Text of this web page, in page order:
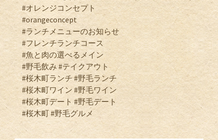
#オレンジコンセプト
#orangeconcept
#ランチメニューのお知らせ
#フレンチランチコース
#魚と肉の選べるメイン
#野毛飲み #テイクアウト
#桜木町ランチ #野毛ランチ
#桜木町ワイン #野毛ワイン
#桜木町デート #野毛デート
#桜木町 #野毛グルメ